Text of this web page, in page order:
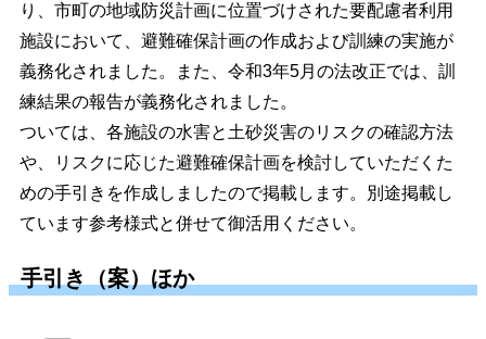
り、市町の地域防災計画に位置づけされた要配慮者利用
施設において、避難確保計画の作成および訓練の実施が
義務化されました。また、令和3年5月の法改正では、訓
練結果の報告が義務化されました。
ついては、各施設の水害と土砂災害のリスクの確認方法
や、リスクに応じた避難確保計画を検討していただくた
めの手引きを作成しましたので掲載します。別途掲載し
ています参考様式と併せて御活用ください。
手引き（案）ほか